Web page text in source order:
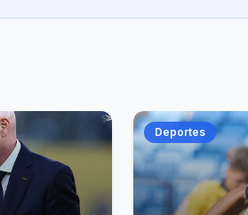
Deportes